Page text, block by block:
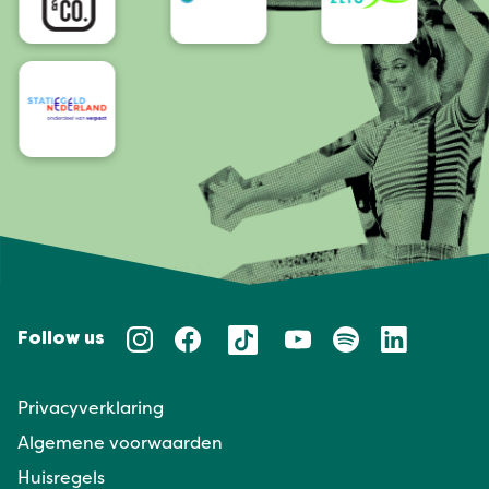
Follow us
Privacyverklaring
Algemene voorwaarden
Huisregels